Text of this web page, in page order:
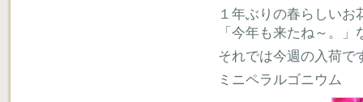
１年ぶりの春らしいお
「今年も来たね～。
それでは今週の入荷
ミニペラルゴニウム